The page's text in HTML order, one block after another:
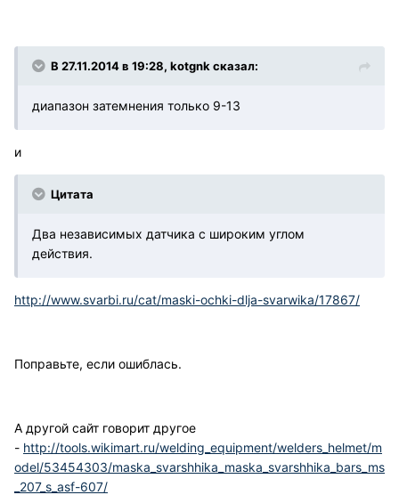
В 27.11.2014 в 19:28, kotgnk сказал:
диапазон затемнения только 9-13
и
Цитата
Два независимых датчика с широким углом
действия.
http://www.svarbi.ru/cat/maski-ochki-dlja-svarwika/17867/
Поправьте, если ошиблась.
А другой сайт говорит другое
- http://tools.wikimart.ru/welding_equipment/welders_helmet/m
odel/53454303/maska_svarshhika_maska_svarshhika_bars_ms
_207_s_asf-607/